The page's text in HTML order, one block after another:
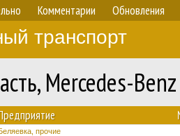
Комментарии Обновления
транспорт
Mercedes-
прочие